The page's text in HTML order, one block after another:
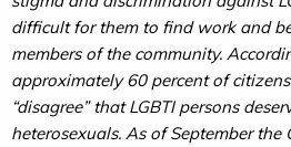
difficult for them to find work and
members of the community.
approximately 60 percent of
“disagree” that LGBTI persons
heterosexuals. As of September the